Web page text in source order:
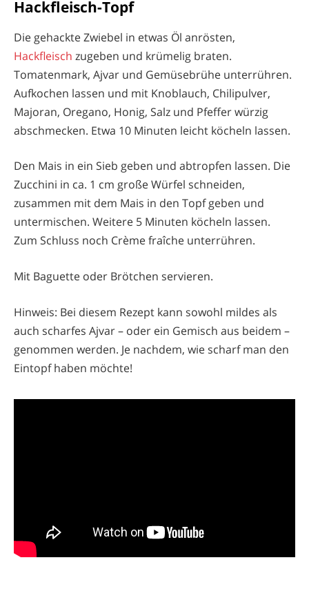
Hackfleisch-Topf
Die gehackte Zwiebel in etwas Öl anrösten,
Hackfleisch zugeben und krümelig braten.
Tomatenmark, Ajvar und Gemüsebrühe unterrühren.
Aufkochen lassen und mit Knoblauch, Chilipulver,
Majoran, Oregano, Honig, Salz und Pfeffer würzig
abschmecken. Etwa 10 Minuten leicht köcheln lassen.
Den Mais in ein Sieb geben und abtropfen lassen. Die
Zucchini in ca. 1 cm große Würfel schneiden,
zusammen mit dem Mais in den Topf geben und
untermischen. Weitere 5 Minuten köcheln lassen.
Zum Schluss noch Crème fraîche unterrühren.
Mit Baguette oder Brötchen servieren.
Hinweis: Bei diesem Rezept kann sowohl mildes als
auch scharfes Ajvar – oder ein Gemisch aus beidem –
genommen werden. Je nachdem, wie scharf man den
Eintopf haben möchte!